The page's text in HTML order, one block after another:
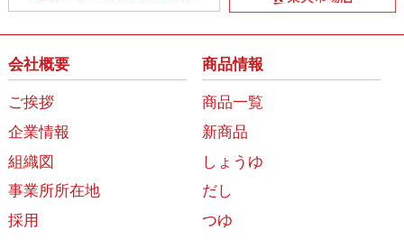
会社概要
ご挨拶
企業情報
組織図
事業所所在地
採用
商品情報
商品一覧
新商品
しょうゆ
だし
つゆ